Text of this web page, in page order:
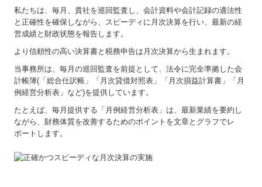
私たちは、毎月、貴社を巡回監査し、会計資料や会計記録の適法性
と正確性を確保しながら、スピーディに月次決算を行い、最新の経
営成績と財政状態を報告します。
より信頼性の高い決算書と税務申告は月次決算から生まれます。
当事務所は、毎月の巡回監査を前提として、法令に完全準拠した会
計帳簿(「総合仕訳帳」「月次貸借対照表」「月次損益計算書」「月
例経営分析表」など)を提供しています。
たとえば、毎月提供する「月例経営分析表」は、最新業績を要約し
ながら、財務体質を改善するためのポイントを文章とグラフでレ
ポートします。